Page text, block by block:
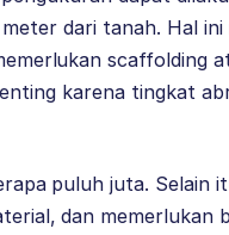
dari tanah. Hal
scaffolding
karena tingkat
puluh juta. Selain
dan memerlukan